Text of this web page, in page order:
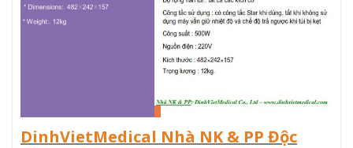
DinhVietMedical Nhà NK & PP Độc